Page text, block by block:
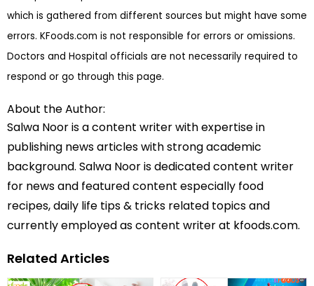
which is gathered from different sources but might have some
errors. KFoods.com is not responsible for errors or omissions.
Doctors and Hospital officials are not necessarily required to
respond or go through this page.
About the Author:
Salwa Noor is a content writer with expertise in
publishing news articles with strong academic
background. Salwa Noor is dedicated content writer
for news and featured content especially food
recipes, daily life tips & tricks related topics and
currently employed as content writer at kfoods.com.
Related Articles